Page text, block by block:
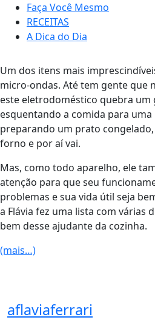
Faça Você Mesmo
RECEITAS
A Dica do Dia
Um dos itens mais
micro-ondas. Até tem gente que
este eletrodoméstico quebra um
esquentando a comida para uma
preparando um prato
forno e por aí vai.
Mas, como todo aparelho, ele
atenção para que seu
problemas e sua vida útil seja
a Flávia fez uma lista com várias
bem desse ajudante da cozinha.
(mais…)
aflaviaferrari